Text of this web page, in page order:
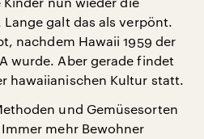
galt das als verpönt.
nachdem Hawaii 1959 der
wurde. Aber gerade findet
hawaiianischen Kultur statt.
und Gemüsesorten
mehr Bewohner